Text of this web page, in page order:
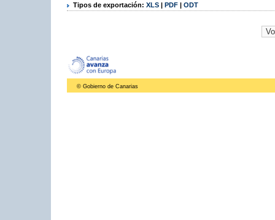
Tipos de exportación: XLS | PDF | ODT
© Gobierno de Canarias